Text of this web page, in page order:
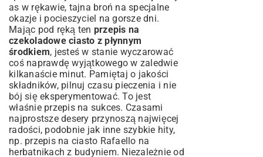
as w rękawie, tajna broń na specjalne
okazje i pocieszyciel na gorsze dni.
Mając pod ręką ten przepis na
czekoladowe ciasto z płynnym
środkiem, jesteś w stanie wyczarować
coś naprawdę wyjątkowego w zaledwie
kilkanaście minut. Pamiętaj o jakości
składników, pilnuj czasu pieczenia i nie
bój się eksperymentować. To jest
właśnie przepis na sukces. Czasami
najprostsze desery przynoszą najwięcej
radości, podobnie jak inne szybkie hity,
np. przepis na ciasto Rafaello na
herbatnikach z budyniem. Niezależnie od